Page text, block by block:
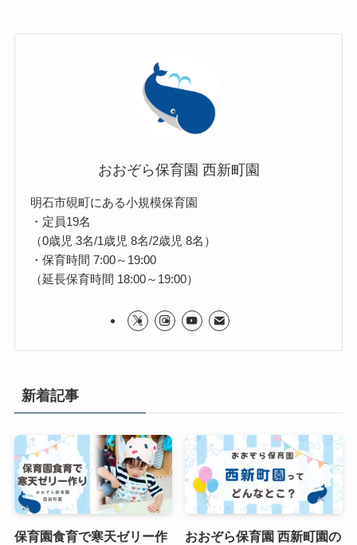
おおぞら保育園 西新町園
明石市硯町にある小規模保育園
・定員19名
（0歳児 3名/1歳児 8名/2歳児 8名）
・保育時間 7:00～19:00
（延長保育時間 18:00～19:00）
新着記事
保育園食育で寒天ゼリー作
おおぞら保育園 西新町園の